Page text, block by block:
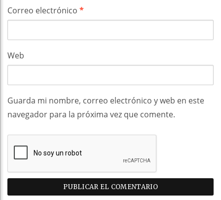
Correo electrónico *
Web
Guarda mi nombre, correo electrónico y web en este
navegador para la próxima vez que comente.